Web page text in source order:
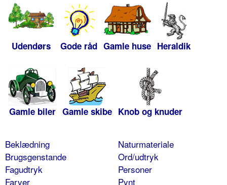
Udendørs Gode råd Gamle huse Heraldik
Gamle biler Gamle skibe Knob og knuder
Beklædning
Brugsgenstande
Fagudtryk
Farver
Naturmateriale
Ord/udtryk
Personer
Pynt